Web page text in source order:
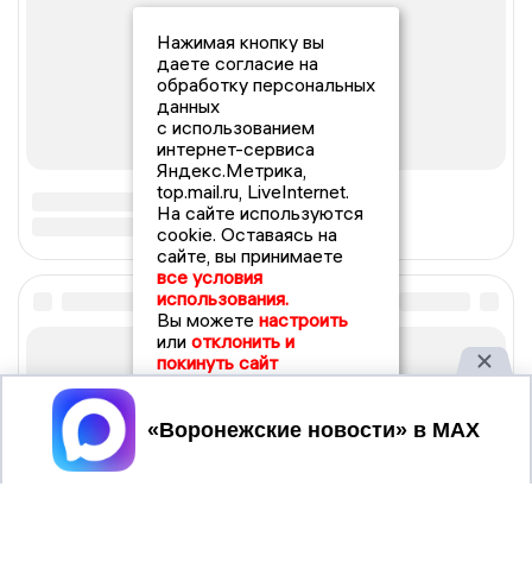
Нажимая кнопку вы
даете согласие на
обработку персональных
данных
с использованием
интернет-сервиса
Яндекс.Метрика,
top.mail.ru, LiveInternet.
На сайте используются
cookie. Оставаясь на
сайте, вы принимаете
все условия
использования.
Вы можете настроить
или отклонить и
покинуть сайт
Принять